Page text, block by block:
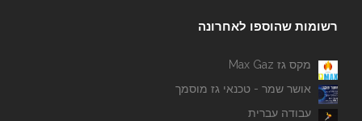
רשומות שהוספו לאחרונה
מקס גז Max Gaz
אושר שמר - טכנאי גז מוסמך
עבודה עברית